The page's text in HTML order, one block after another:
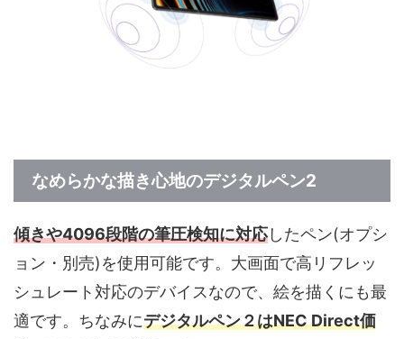
なめらかな描き心地のデジタルペン2
傾きや4096段階の筆圧検知に対応したペン(オプシ
ョン・別売)を使用可能です。大画面で高リフレッ
シュレート対応のデバイスなので、絵を描くにも最
適です。ちなみにデジタルペン２はNEC Direct価